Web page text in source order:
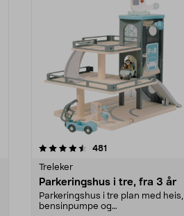
481
Treleker
Parkeringshus i tre, fra 3 år
Parkeringshus i tre plan med heis,
bensinpumpe og
5.0 av 5 stjerner